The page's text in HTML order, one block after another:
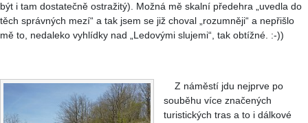
být i tam dostatečně ostražitý). Možná mě skalní předehra „uvedla do
těch správných mezí“ a tak jsem se již choval „rozumněji“ a nepřišlo
mě to, nedaleko vyhlídky nad „Ledovými slujemi“, tak obtížné. :-))
Z náměstí jdu nejprve po
souběhu více značených
turistických tras a to i dálkové